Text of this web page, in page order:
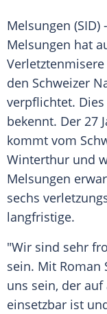
Melsungen
Melsungen hat
Verletztenmisere
den Schweizer
verpflichtet.
bekennt. Der 27
kommt vom
Winterthur und
Melsungen
sechs
langfristige.
"Wir sind sehr
sein. Mit Roman
uns sein, der
einsetzbar ist